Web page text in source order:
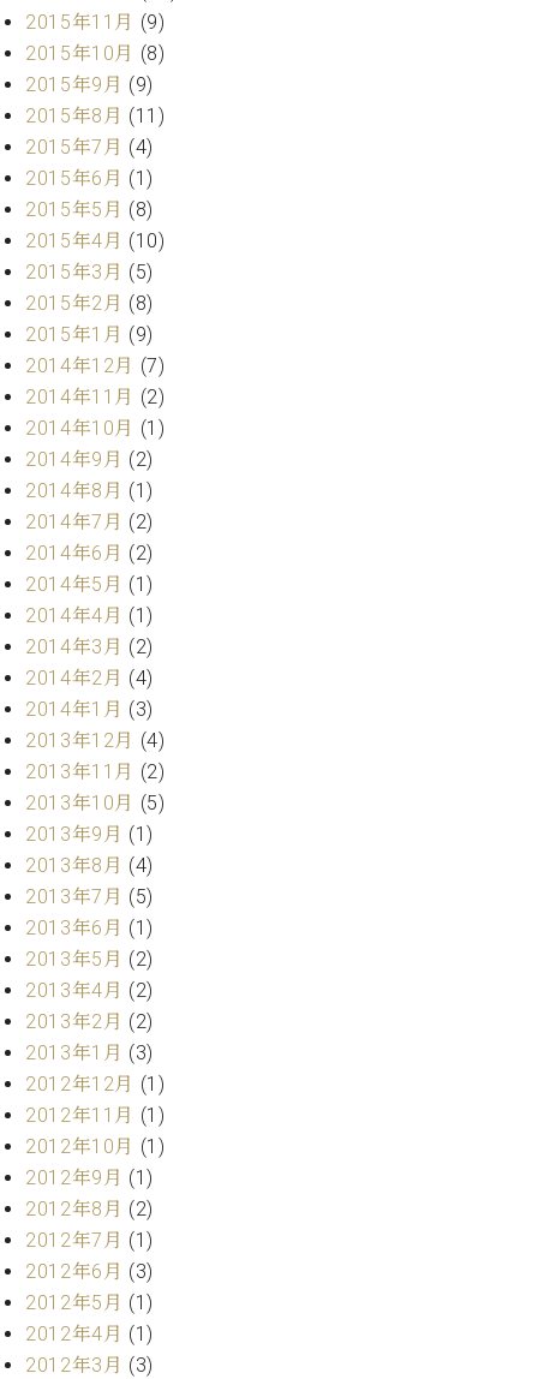
ー
サ
ー
ビ
ス
(
調
)
ア
フ
タ
ー
サ
ビ
ス
(調
律)
調
律
紹
介
調
律
料
表
お
問
い
合
わ
尾山調律師のブ
ログ Die
Musikgasse（音
楽の小道）
2015年11月 (9)
2015年10月 (8)
2015年9月 (9)
2015年8月 (11)
2015年7月 (4)
2015年6月 (1)
2015年5月 (8)
2015年4月 (10)
2015年3月 (5)
2015年2月 (8)
2015年1月 (9)
2014年12月 (7)
2014年11月 (2)
2014年10月 (1)
2014年9月 (2)
2014年8月 (1)
2014年7月 (2)
2014年6月 (2)
2014年5月 (1)
2014年4月 (1)
2014年3月 (2)
2014年2月 (4)
2014年1月 (3)
2013年12月 (4)
2013年11月 (2)
2013年10月 (5)
2013年9月 (1)
2013年8月 (4)
2013年7月 (5)
2013年6月 (1)
2013年5月 (2)
2013年4月 (2)
2013年2月 (2)
2013年1月 (3)
2012年12月 (1)
2012年11月 (1)
2012年10月 (1)
2012年9月 (1)
2012年8月 (2)
2012年7月 (1)
2012年6月 (3)
2012年5月 (1)
2012年4月 (1)
2012年3月 (3)